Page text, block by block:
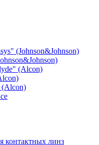
(Johnson&Johnson)
(Alcon)
контактных линз